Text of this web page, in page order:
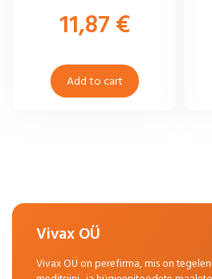
11,87€
Add to cart
Vivax OÜ
Vivax OÜ on perefirma, mis on